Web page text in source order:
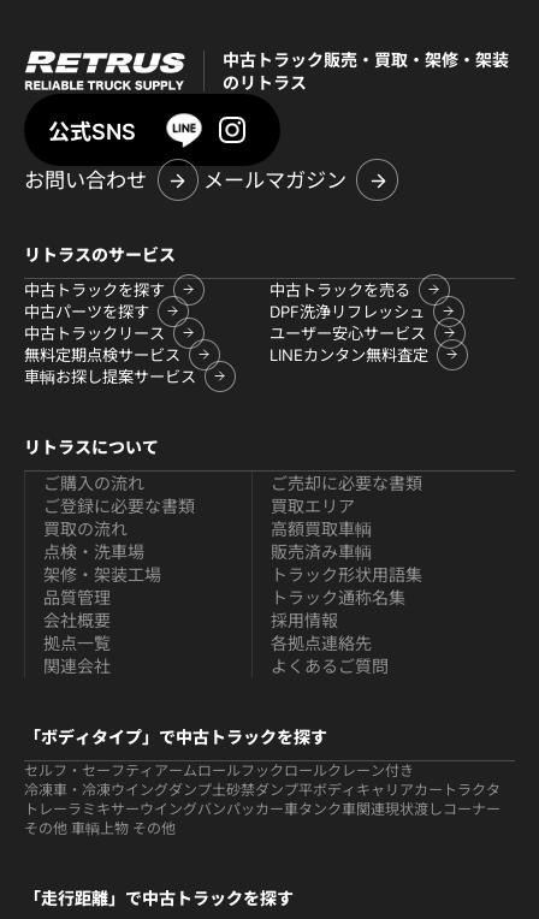
中古トラック販売・買取・架修・架装
のリトラス
公式SNS
お問い合わせ
メールマガジン
リトラスのサービス
中古トラックを探す
中古トラックを売る
中古パーツを探す
DPF洗浄リフレッシュ
中古トラックリース
ユーザー安心サービス
無料定期点検サービス
LINEカンタン無料査定
車輌お探し提案サービス
リトラスについて
ご購入の流れ
ご登録に必要な書類
買取の流れ
ご売却に必要な書類
買取エリア
高額買取車輌
点検・洗車場
架修・架装工場
品質管理
販売済み車輌
トラック形状用語集
トラック通称名集
会社概要
拠点一覧
関連会社
採用情報
各拠点連絡先
よくあるご質問
「ボディタイプ」で中古トラックを探す
セルフ・セーフティ アームロールフックロールクレーン付き
冷凍車・冷凍ウイングダンプ土砂禁ダンプ平ボディ キャリアカー トラクタ
トレーラ ミキサーウイングバンパッカー車タンク車関連現状渡しコーナー
その他 車輌 上物 その他
「走行距離」で中古トラックを探す